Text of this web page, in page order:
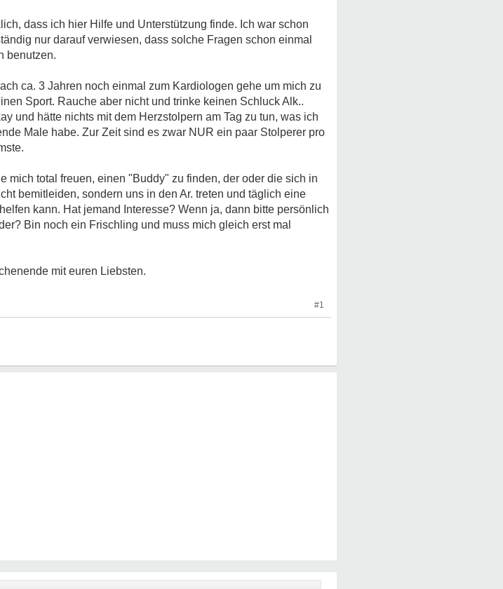
dass ich hier Hilfe und Unterstützung finde. Ich war schon
nur darauf verwiesen, dass solche Fragen schon einmal
benutzen.
ca. 3 Jahren noch einmal zum Kardiologen gehe um mich zu
Sport. Rauche aber nicht und trinke keinen Schluck Alk..
und hätte nichts mit dem Herzstolpern am Tag zu tun, was ich
Male habe. Zur Zeit sind es zwar NUR ein paar Stolperer pro
mich total freuen, einen "Buddy" zu finden, der oder die sich in
bemitleiden, sondern uns in den Ar. treten und täglich eine
kann. Hat jemand Interesse? Wenn ja, dann bitte persönlich
Bin noch ein Frischling und muss mich gleich erst mal
mit euren Liebsten.
#1